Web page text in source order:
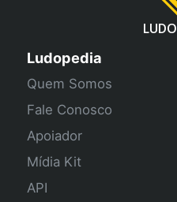
LUDO
Ludopedia
Quem Somos
Fale Conosco
Apoiador
Mídia Kit
API